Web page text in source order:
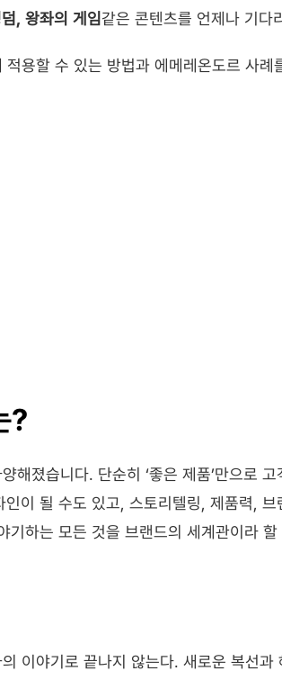
, 왕좌의 게임같은 콘텐츠를 언제나 기다
용할 수 있는 방법과 에메레온도르 사례
?
해졌습니다. 단순히 ‘좋은 제품’만으로
이 될 수도 있고, 스토리텔링, 제품력, 브
하는 모든 것을 브랜드의 세계관이라
이야기로 끝나지 않는다. 새로운 복선과